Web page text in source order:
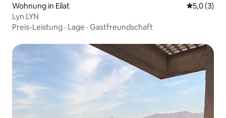
Wohnung in Eilat
5,0 (3)
Lyn LYN
Preis-Leistung · Lage · Gastfreundschaft